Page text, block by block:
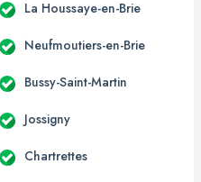
La Houssaye-en-Brie
Neufmoutiers-en-Brie
Bussy-Saint-Martin
Jossigny
Chartrettes